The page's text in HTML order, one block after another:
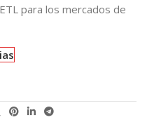
para los mercados de